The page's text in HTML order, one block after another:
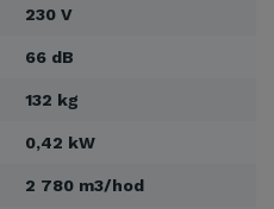
230 V
66 dB
132 kg
0,42 kW
2 780 m3/hod